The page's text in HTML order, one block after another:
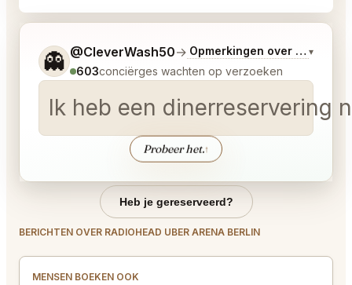
👻 @CleverWash50→ Opmerkingen over Laatste
▾
603conciërges wachten op verzoeken
Ik heb een dinerreservering
Probeer het.↑
Vertel me wat je wilt.
Heb je gereserveerd?
BERICHTEN OVER RADIOHEAD UBER ARENA BERLIN
MENSEN BOEKEN OOK